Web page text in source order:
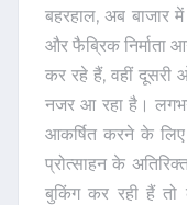
बहरहाल, अब बाजार
और फैब्रिक निर्माता
कर रहे हैं, वहीं दूसरी
नजर आ रहा है। लगभग
आकर्षित करने के
प्रोत्साहन के
बुकिंग कर रही हैं तो